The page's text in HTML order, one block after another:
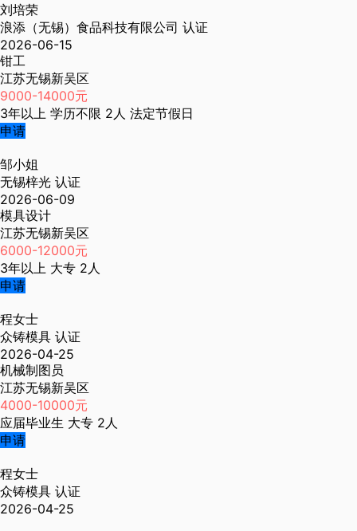
刘培荣
浪添（无锡）食品科技有限公司 认证
2026-06-15
钳工
江苏无锡新吴区
9000-14000元
3年以上 学历不限 2人 法定节假日
申请
邹小姐
无锡梓光 认证
2026-06-09
模具设计
江苏无锡新吴区
6000-12000元
3年以上 大专 2人
申请
程女士
众铸模具 认证
2026-04-25
机械制图员
江苏无锡新吴区
4000-10000元
应届毕业生 大专 2人
申请
程女士
众铸模具 认证
2026-04-25